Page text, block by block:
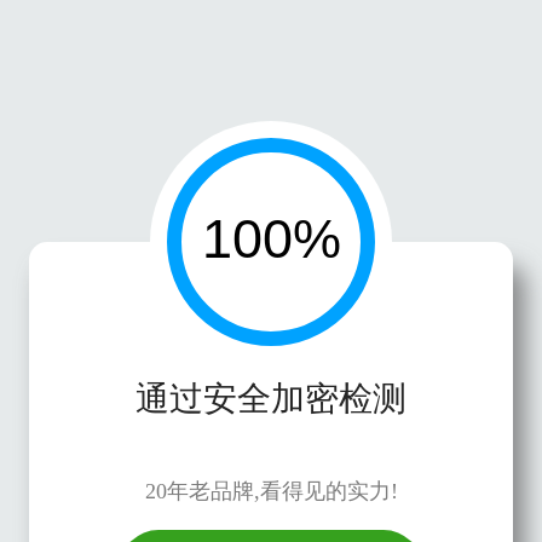
通过安全加密检测
20年老品牌,看得见的实力!